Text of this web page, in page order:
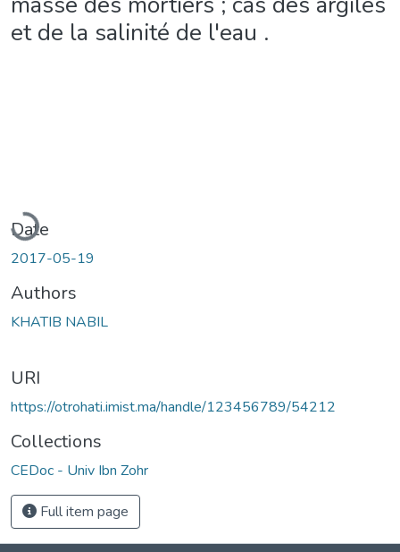
et de la salinité de l'eau .
Date
2017-05-19
Authors
KHATIB NABIL
URI
https://otrohati.imist.ma/handle/123456789/54212
Collections
CEDoc - Univ Ibn Zohr
Full item page